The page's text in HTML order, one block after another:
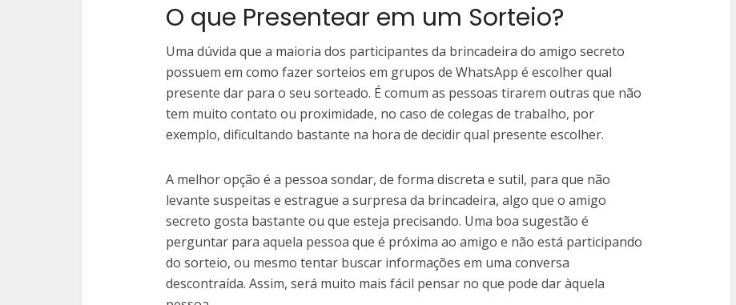
O que Presentear em um Sorteio?
Uma dúvida que a maioria dos participantes da brincadeira do amigo secreto
possuem em como fazer sorteios em grupos de WhatsApp é escolher qual
presente dar para o seu sorteado. É comum as pessoas tirarem outras que não
tem muito contato ou proximidade, no caso de colegas de trabalho, por
exemplo, dificultando bastante na hora de decidir qual presente escolher.
A melhor opção é a pessoa sondar, de forma discreta e sutil, para que não
levante suspeitas e estrague a surpresa da brincadeira, algo que o amigo
secreto gosta bastante ou que esteja precisando. Uma boa sugestão é
perguntar para aquela pessoa que é próxima ao amigo e não está participando
do sorteio, ou mesmo tentar buscar informações em uma conversa
descontraída. Assim, será muito mais fácil pensar no que pode dar àquela